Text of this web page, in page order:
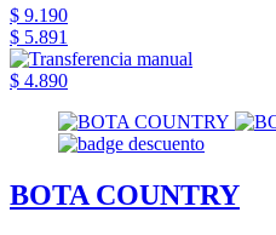
$ 9.190
$ 5.891
$ 4.890
BOTA COUNTRY